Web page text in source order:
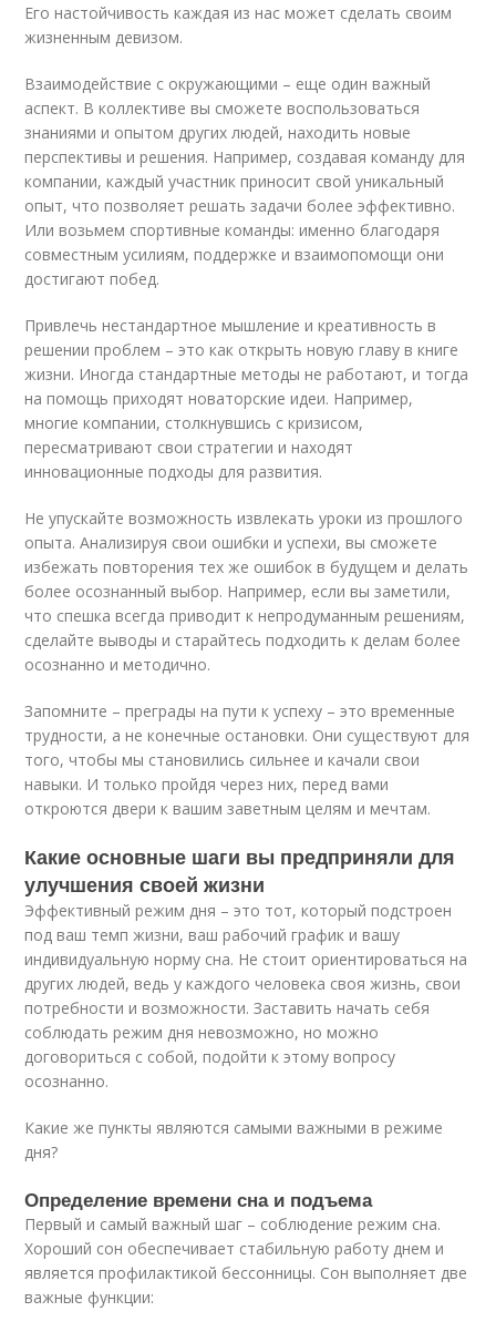
Его настойчивость каждая из нас может сделать своим
жизненным девизом.
Взаимодействие с окружающими – еще один важный
аспект. В коллективе вы сможете воспользоваться
знаниями и опытом других людей, находить новые
перспективы и решения. Например, создавая команду для
компании, каждый участник приносит свой уникальный
опыт, что позволяет решать задачи более эффективно.
Или возьмем спортивные команды: именно благодаря
совместным усилиям, поддержке и взаимопомощи они
достигают побед.
Привлечь нестандартное мышление и креативность в
решении проблем – это как открыть новую главу в книге
жизни. Иногда стандартные методы не работают, и тогда
на помощь приходят новаторские идеи. Например,
многие компании, столкнувшись с кризисом,
пересматривают свои стратегии и находят
инновационные подходы для развития.
Не упускайте возможность извлекать уроки из прошлого
опыта. Анализируя свои ошибки и успехи, вы сможете
избежать повторения тех же ошибок в будущем и делать
более осознанный выбор. Например, если вы заметили,
что спешка всегда приводит к непродуманным решениям,
сделайте выводы и старайтесь подходить к делам более
осознанно и методично.
Запомните – преграды на пути к успеху – это временные
трудности, а не конечные остановки. Они существуют для
того, чтобы мы становились сильнее и качали свои
навыки. И только пройдя через них, перед вами
откроются двери к вашим заветным целям и мечтам.
Какие основные шаги вы предприняли для
улучшения своей жизни
Эффективный режим дня – это тот, который подстроен
под ваш темп жизни, ваш рабочий график и вашу
индивидуальную норму сна. Не стоит ориентироваться на
других людей, ведь у каждого человека своя жизнь, свои
потребности и возможности. Заставить начать себя
соблюдать режим дня невозможно, но можно
договориться с собой, подойти к этому вопросу
осознанно.
Какие же пункты являются самыми важными в режиме
дня?
Определение времени сна и подъема
Первый и самый важный шаг – соблюдение режим сна.
Хороший сон обеспечивает стабильную работу днем и
является профилактикой бессонницы. Сон выполняет две
важные функции: